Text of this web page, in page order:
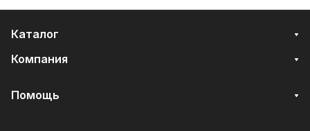
Каталог
Компания
Помощь